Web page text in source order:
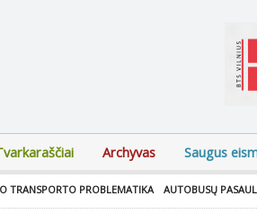
Archyvas Saugus
TRANSPORTO PROBLEMATIKA AUTOBUSŲ